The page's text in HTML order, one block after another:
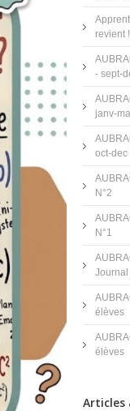
revient
- sept-
janv-
oct-dec
N°2
N°1
élèves
élèves
Articles